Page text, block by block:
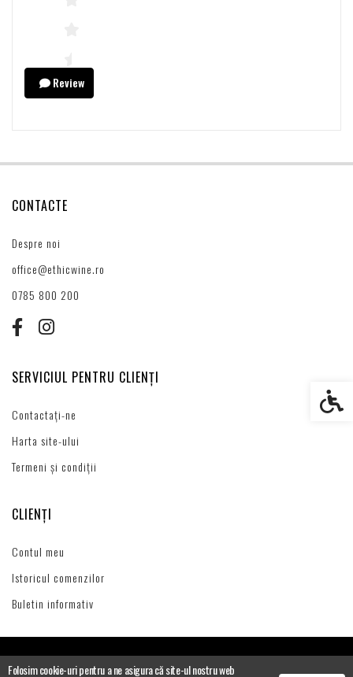
Review
Folosim cookie-uri pentru a ne asigura că site-ul nostru web
CONTACTE
Despre noi
office@ethicwine.ro
0785 800 200
SERVICIUL PENTRU CLIENȚI
Contactați-ne
Harta site-ului
Termeni și condiții
CLIENȚI
Contul meu
Istoricul comenzilor
Buletin informativ
Setări